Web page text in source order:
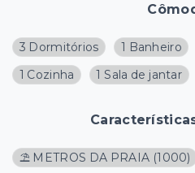
3 Dormitórios 1 Banheiro
1 Cozinha
1 Sala de jantar
⛱️ METROS DA PRAIA (1000)